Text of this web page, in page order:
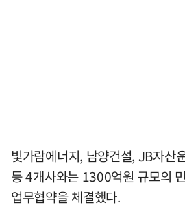
빛가람에너지, 남양건설, JB자산
등 4개사와는 1300억원 규모의
업무협약을 체결했다.